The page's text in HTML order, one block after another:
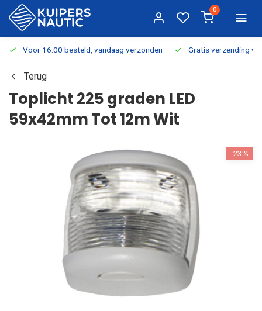
0
Voor 16:00 besteld, vandaag verzonden Gratis verzending
Terug
Toplicht 225 graden LED
59x42mm Tot 12m Wit
-23%